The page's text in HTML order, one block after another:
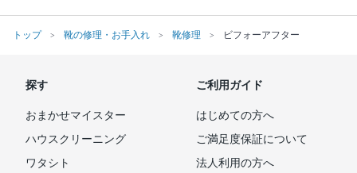
トップ 靴の修理・お手入れ 靴修理 ビフォーアフター
探す
おまかせマイスター
ハウスクリーニング
ワタシト
ご利用ガイド
はじめての方へ
ご満足度保証について
法人利用の方へ